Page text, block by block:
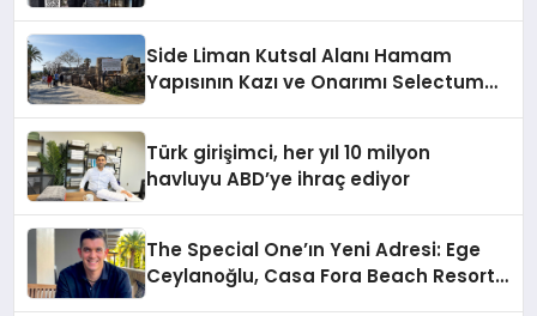
Side Liman Kutsal Alanı Hamam
Yapısının Kazı ve Onarımı Selectum
Türk girişimci, her yıl 10 milyon
havluyu ABD’ye ihraç ediyor
The Special One’ın Yeni Adresi: Ege
Ceylanoğlu, Casa Fora Beach Resort